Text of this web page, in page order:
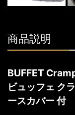
商品説明
BUFFET
ビュッフェ ク
ースカバー 付